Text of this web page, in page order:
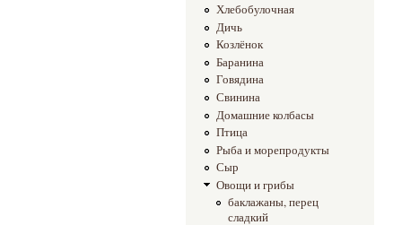
Хлебобулочная
Дичь
Козлёнок
Баранина
Говядина
Свинина
Домашние колбасы
Птица
Рыба и морепродукты
Сыр
Овощи и грибы
баклажаны, перец
сладкий